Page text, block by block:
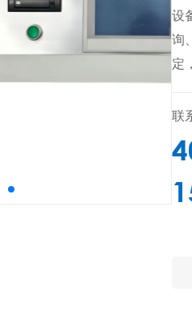
设
询
定
联